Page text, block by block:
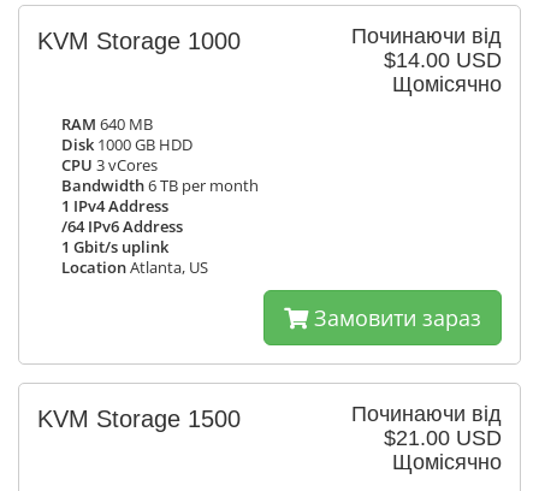
Починаючи від
$14.00 USD
Щомісячно
KVM Storage 1000
RAM 640 MB
Disk 1000 GB HDD
CPU 3 vCores
Bandwidth6 TB per month
1 IPv4 Address
/64 IPv6 Address
1 Gbit/s uplink
LocationAtlanta, US
Замовити зараз
Починаючи від
$21.00 USD
Щомісячно
KVM Storage 1500